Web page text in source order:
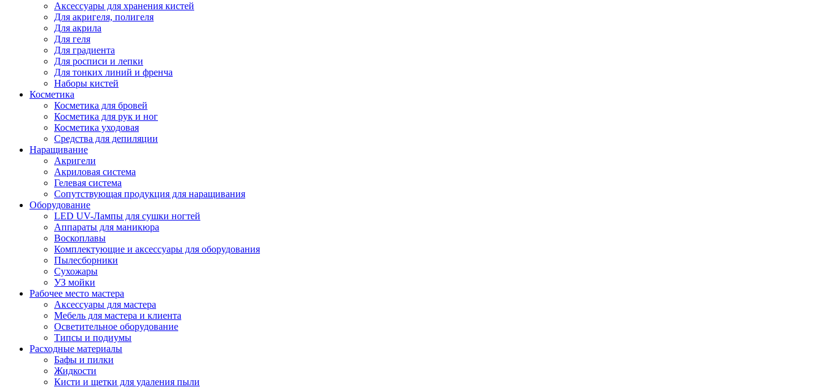
Аксессуары для хранения кистей
Для акригеля, полигеля
Для акрила
Для геля
Для градиента
Для росписи и лепки
Для тонких линий и френча
Наборы кистей
Косметика
Косметика для бровей
Косметика для рук и ног
Косметика уходовая
Средства для депиляции
Наращивание
Акригели
Акриловая система
Гелевая система
Сопутствующая продукция для наращивания
Оборудование
LED UV-Лампы для сушки ногтей
Аппараты для маникюра
Воскоплавы
Комплектующие и аксессуары для оборудования
Пылесборники
Сухожары
УЗ мойки
Рабочее место мастера
Аксессуары для мастера
Мебель для мастера и клиента
Осветительное оборудование
Типсы и подиумы
Расходные материалы
Бафы и пилки
Жидкости
Кисти и щетки для удаления пыли